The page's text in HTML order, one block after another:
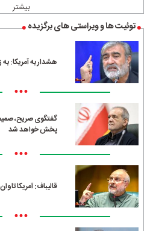
بیشتر
توئیت ها و ویراستی های برگزیده
هشدار به آمریکا:
•••
گفتگوی صریح،
پخش خواهد شد
•••
قالیباف: آمریکا
•••